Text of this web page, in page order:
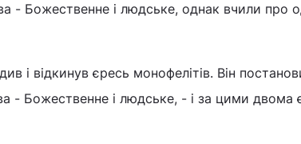
- Божественне і людське, однак вчили про
і відкинув єресь монофелітів. Він
- Божественне і людське, - і за цими